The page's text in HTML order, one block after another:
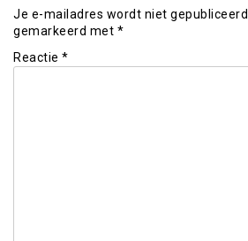
Je e-mailadres wordt niet gepubliceerd.
gemarkeerd met *
Reactie *